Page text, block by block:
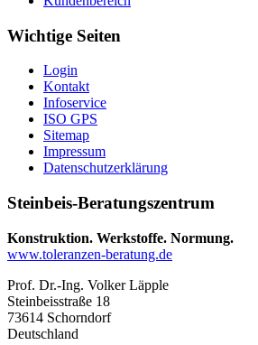
Wichtige Seiten
Login
Kontakt
Infoservice
ISO GPS
Sitemap
Impressum
Datenschutzerklärung
Steinbeis-Beratungszentrum
Konstruktion. Werkstoffe. Normung.
www.toleranzen-beratung.de
Prof. Dr.-Ing. Volker Läpple
Steinbeisstraße 18
73614 Schorndorf
Deutschland